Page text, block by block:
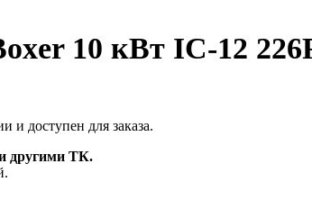
10 кВт IC-12
и доступен для заказа.
другими ТК.